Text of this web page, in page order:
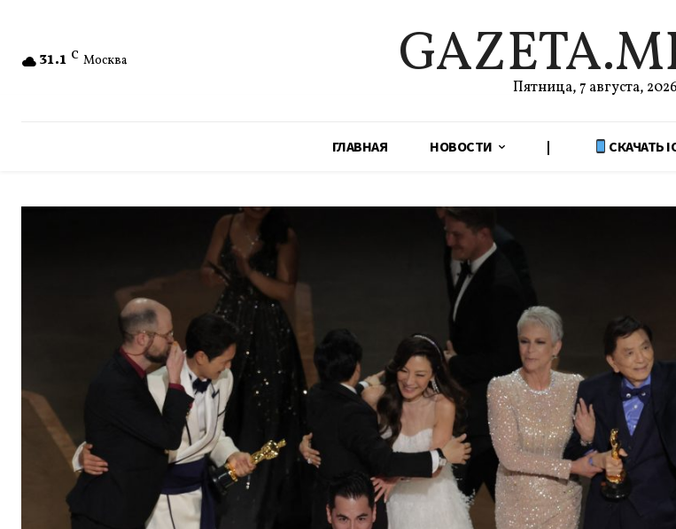
31.1 C Москва
Пятница, 7 августа, 2026
ГЛАВНАЯ НОВОСТИ | СКАЧАТЬ